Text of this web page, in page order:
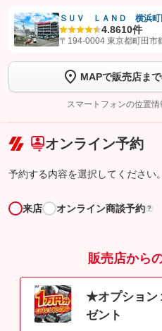
【STEP1】認証画面でグーネットを友
トーク画面で
ボタンをタ
完了してください。
こち
ＳＵＶ ＬＡＮＤ 横浜町
4.8610件
〒194-0004 東京都町田市
MAPで販売店ま
スマートフォンの位置
オンライン予約
予約する内容を選択してください。
来店 オンライン商談予約 ?
販売店から
★オプション
ゼント